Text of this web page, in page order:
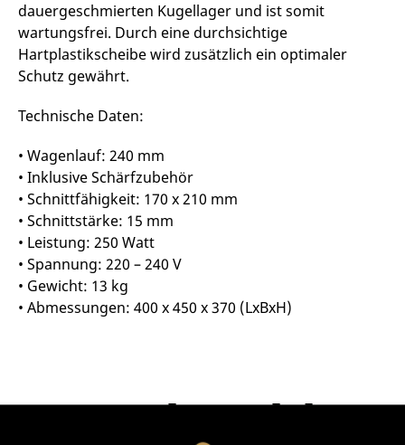
dauergeschmierten Kugellager und ist somit
wartungsfrei. Durch eine durchsichtige
Hartplastikscheibe wird zusätzlich ein optimaler
Schutz gewährt.
Technische Daten:
• Wagenlauf: 240 mm
• Inklusive Schärfzubehör
• Schnittfähigkeit: 170 x 210 mm
• Schnittstärke: 15 mm
• Leistung: 250 Watt
• Spannung: 220 – 240 V
• Gewicht: 13 kg
• Abmessungen: 400 x 450 x 370 (LxBxH)
Passende Produkte